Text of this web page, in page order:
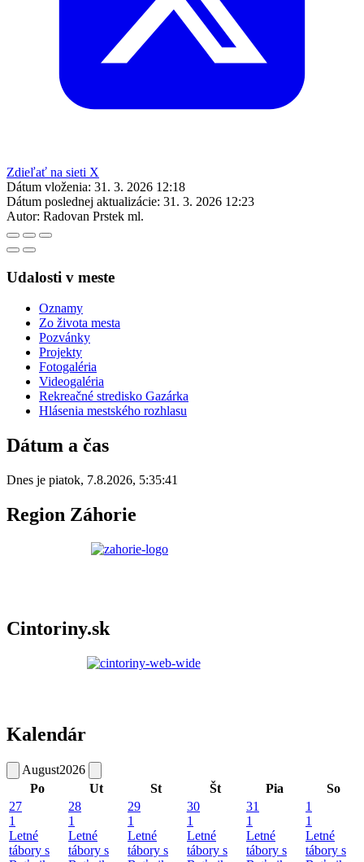
Zdieľať na sieti X
Dátum vloženia: 31. 3. 2026 12:18
Dátum poslednej aktualizácie: 31. 3. 2026 12:23
Autor: Radovan Prstek ml.
Udalosti v meste
Oznamy
Zo života mesta
Pozvánky
Projekty
Fotogaléria
Videogaléria
Rekreačné stredisko Gazárka
Hlásenia mestského rozhlasu
Dátum a čas
Dnes je piatok, 7.8.2026, 5:35:41
Region Záhorie
Cintoriny.sk
Kalendár
August2026
Po
Ut St Št Pia
So
27
1
Letné
tábory s
28
1
Letné
tábory s
29
1
Letné
tábory s
30
1
Letné
tábory s
31
1
Letné
tábory s
1
1
Letné
tábory s